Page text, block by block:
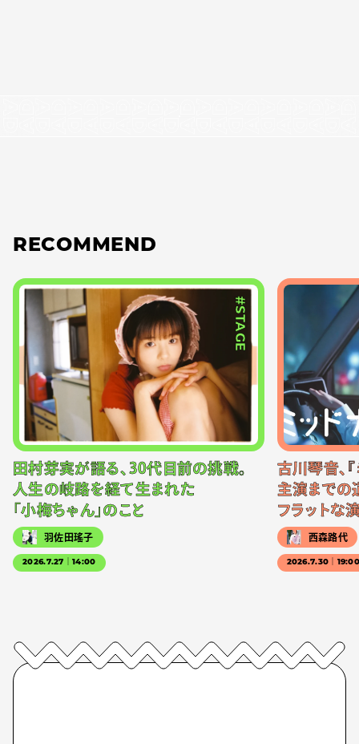
RECOMMEND
#STAGE
田村芽実が語る、30代目前の挑戦。
人生の岐路を経て生まれた
「小梅ちゃん」のこと
羽佐田瑤子
2026.7.27｜14:00
古川琴音、
主演までの
フラットな
西森路代
2026.7.30｜